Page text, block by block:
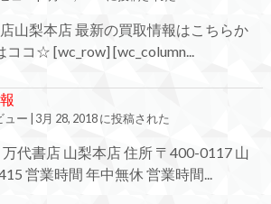
山梨本店 最新の買取情報はこちらか
ココ☆ [wc_row] [wc_column...
ュー 3月 28, 2018 に投稿された
万代書店 山梨本店 住所 〒400-0117 山
営業時間 年中無休 営業時間...